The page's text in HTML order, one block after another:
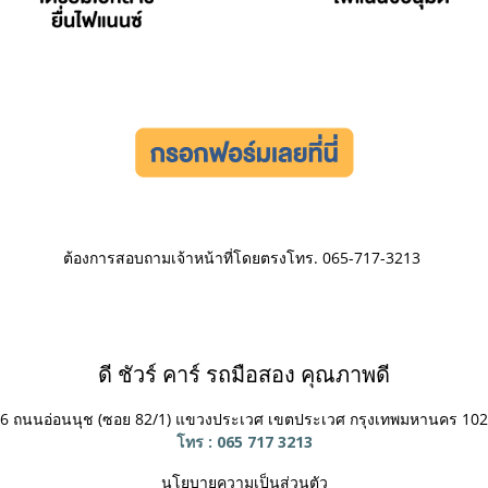
ต้องการสอบถามเจ้าหน้าที่โดยตรงโทร. 065-717-3213
ดี ชัวร์ คาร์ รถมือสอง คุณภาพดี
ถนนอ่อนนุช (ซอย 82/1) แขวงประเวศ เขตประเวศ กรุงเทพมหานคร
โทร : 065 717 3213
นโยบายความเป็นส่วนตัว